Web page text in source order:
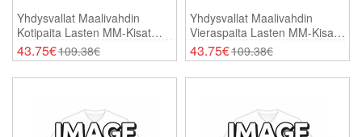
Yhdysvallat Maalivahdin
Kotipaita Lasten MM-Kisat
2026 Pitkähihainen (+
Shortsit)
43.75€109.38€
Yhdysvallat Maalivahdin
Vieraspaita Lasten MM-Kisat
2026 Pitkähihainen (+
Shortsit)
43.75€109.38€